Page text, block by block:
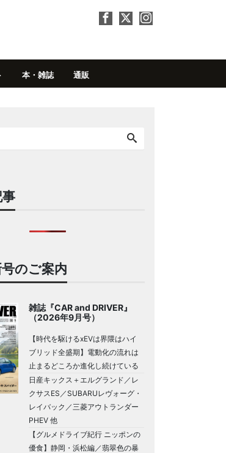
本・雑誌 通販
のご案内
雑誌『CAR and DRIVER』
（2026年9月号）
【時代を駆けるxEVは界隈はハイ
ブリッド全盛期】電動化の流れは
止まるどころか進化し続けている
日産キックス＋エルグランド／レ
クサスES／SUBARUレヴォーグ・
レイバック／三菱アウトランダー
PHEV 他
【グルメドライブ紀行 ニッポンの
優食】静岡・浜松編／翡翠色の暴